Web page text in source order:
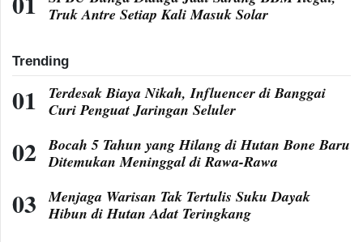
Truk Antre Setiap Kali Masuk Solar
Trending
Terdesak Biaya Nikah, Influencer di Banggai
Curi Penguat Jaringan Seluler
Bocah 5 Tahun yang Hilang di Hutan Bone Baru
Ditemukan Meninggal di Rawa-Rawa
Menjaga Warisan Tak Tertulis Suku Dayak
Hibun di Hutan Adat Teringkang